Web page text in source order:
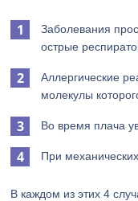
Заболевания
острые
Аллергические
молекулы
Во время плача
При
В каждом из этих 4